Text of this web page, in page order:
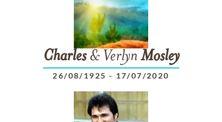
Charles& Verlyn Mosley
26/08/1925 - 17/07/2020